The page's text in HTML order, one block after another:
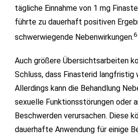
tägliche Einnahme von 1 mg
führte zu dauerhaft positiven
schwerwiegende Nebenwirkungen.6
Auch größere Übersichtsarbeiten
Schluss, dass Finasterid langfristig
Allerdings kann die Behandlung
sexuelle Funktionsstörungen oder
Beschwerden verursachen. Diese
dauerhafte Anwendung für einige